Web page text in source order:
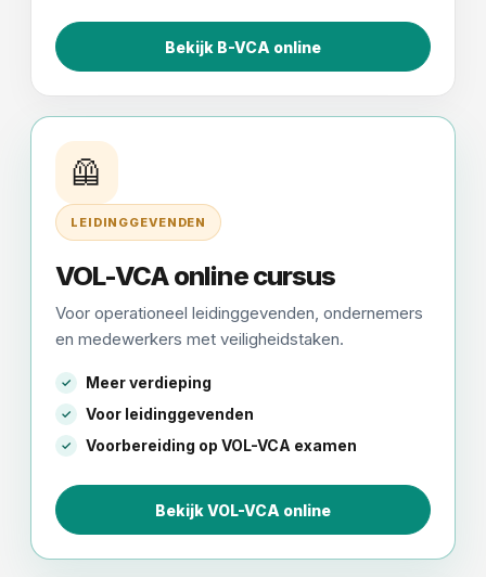
Bekijk B-VCA online
🦺
LEIDINGGEVENDEN
VOL-VCA online cursus
Voor operationeel leidinggevenden, ondernemers
en medewerkers met veiligheidstaken.
Meer verdieping
Voor leidinggevenden
Voorbereiding op VOL-VCA examen
Bekijk VOL-VCA online